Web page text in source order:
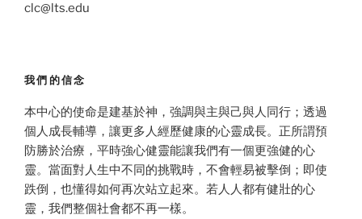
clc@lts.edu
我們的信念
本中心的使命是建基於神，強調與主與己與人同行；透過
個人成長輔導，讓更多人經歷健康的心靈成長。正所謂預
防勝於治療，平時強心健靈能讓我們有一個更強健的心
靈。當面對人生中不同的挑戰時，不會輕易被擊倒；即使
跌倒，也懂得如何再次站立起來。若人人都有健壯的心
靈，我們整個社會都不再一樣。